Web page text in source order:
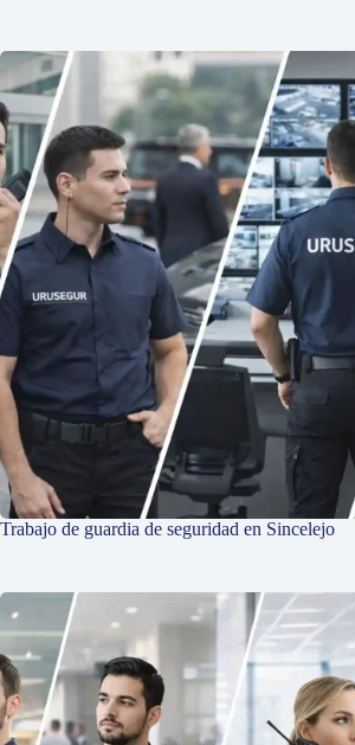
Trabajo de guardia de seguridad en Sincelejo